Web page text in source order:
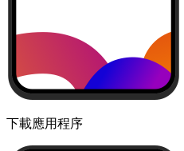
下載應用程序